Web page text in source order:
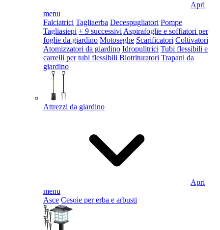
Apri
menu
Falciatrici Tagliaerba Decespugliatori Pompe
Tagliasiepi + 9 successivi Aspirafoglie e soffiatori per
foglie da giardino Motoseghe Scarificatori Coltivatori
Atomizzatori da giardino Idropulitrici Tubi flessibili e
carrelli per tubi flessibili Biotrituratori Trapani da
giardino
Attrezzi da giardino
Apri
menu
Asce Cesoie per erba e arbusti